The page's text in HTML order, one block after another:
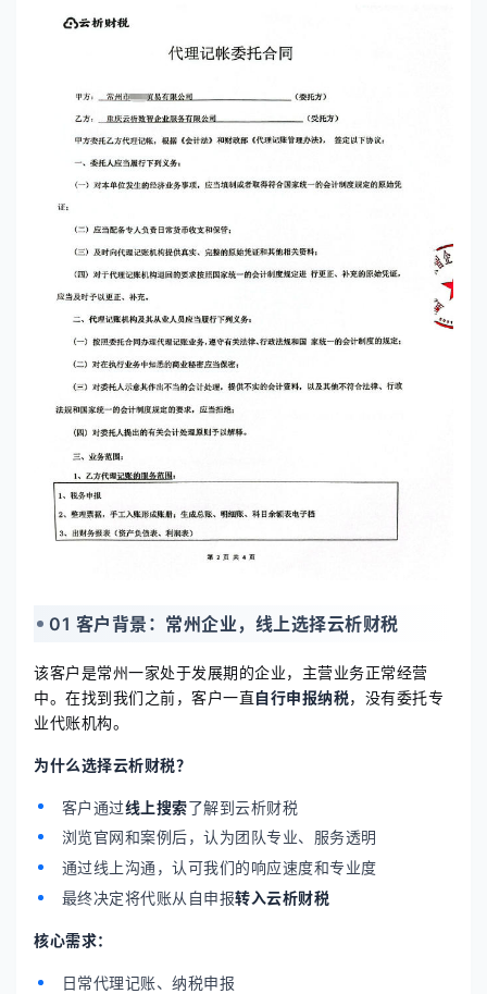
01 客户背景：常州企业，线上选择云析财税
该客户是常州一家处于发展期的企业，主营业务正常经营
中。在找到我们之前，客户一直自行申报纳税，没有委托专
业代账机构。
为什么选择云析财税？
客户通过线上搜索了解到云析财税
浏览官网和案例后，认为团队专业、服务透明
通过线上沟通，认可我们的响应速度和专业度
最终决定将代账从自申报转入云析财税
核心需求：
日常代理记账、纳税申报